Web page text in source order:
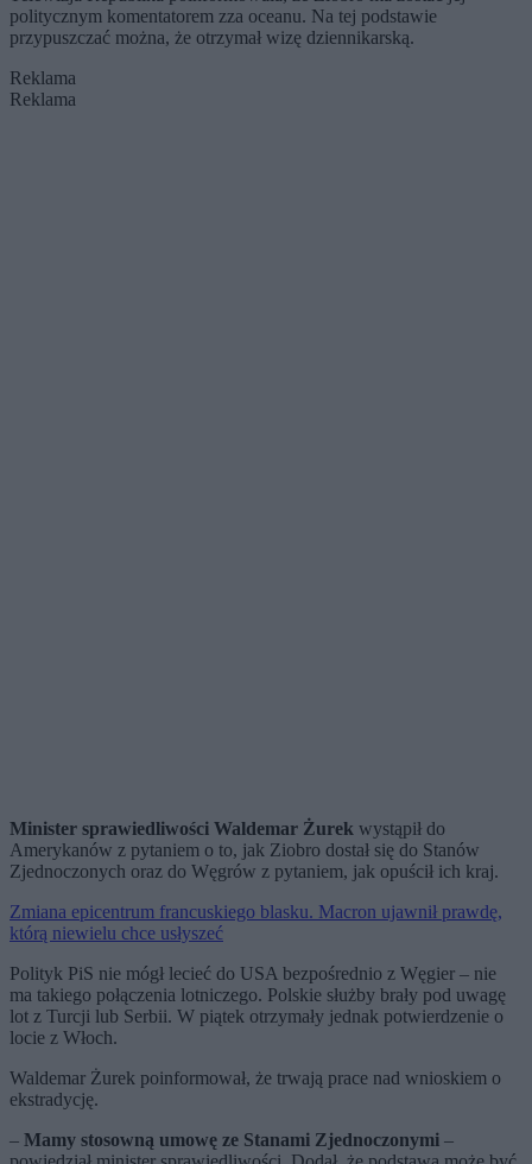
politycznym komentatorem zza oceanu. Na tej podstawie
przypuszczać można, że otrzymał wizę dziennikarską.
Reklama
Reklama
Minister sprawiedliwości Waldemar Żurek wystąpił do
Amerykanów z pytaniem o to, jak Ziobro dostał się do Stanów
Zjednoczonych oraz do Węgrów z pytaniem, jak opuścił ich kraj.
Zmiana epicentrum francuskiego blasku. Macron ujawnił prawdę,
którą niewielu chce usłyszeć
Polityk PiS nie mógł lecieć do USA bezpośrednio z Węgier – nie
ma takiego połączenia lotniczego. Polskie służby brały pod uwagę
lot z Turcji lub Serbii. W piątek otrzymały jednak potwierdzenie o
locie z Włoch.
Waldemar Żurek poinformował, że trwają prace nad wnioskiem o
ekstradycję.
– Mamy stosowną umowę ze Stanami Zjednoczonymi –